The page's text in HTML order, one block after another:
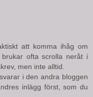
att komma ihåg om
ofta scrolla neråt i
men inte alltid.
i den andra bloggen
inlägg först, som du